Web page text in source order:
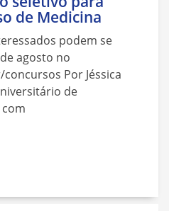
de Medicina
podem se
agosto no
Por Jéssica
de